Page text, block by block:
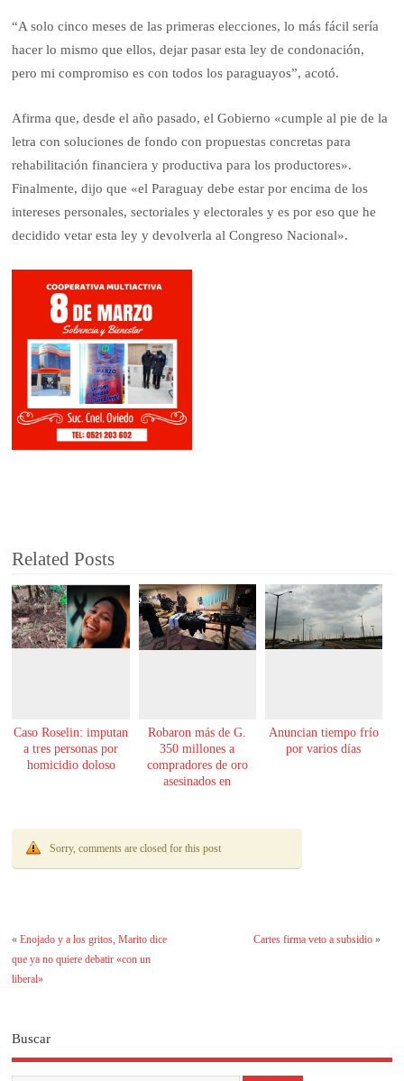
“A solo cinco meses de las primeras elecciones, lo más fácil sería
hacer lo mismo que ellos, dejar pasar esta ley de condonación,
pero mi compromiso es con todos los paraguayos”, acotó.
Afirma que, desde el año pasado, el Gobierno «cumple al pie de la
letra con soluciones de fondo con propuestas concretas para
rehabilitación financiera y productiva para los productores».
Finalmente, dijo que «el Paraguay debe estar por encima de los
intereses personales, sectoriales y electorales y es por eso que he
decidido vetar esta ley y devolverla al Congreso Nacional».
Related Posts
Caso Roselin: imputan
a tres personas por
homicidio doloso
Robaron más de G.
350 millones a
compradores de oro
asesinados en
Anuncian tiempo frío
por varios días
Sorry, comments are closed for this post
«Enojado y a los gritos, Marito dice
que ya no quiere debatir «con un
liberal»
Cartes firma veto a subsidio»
Buscar